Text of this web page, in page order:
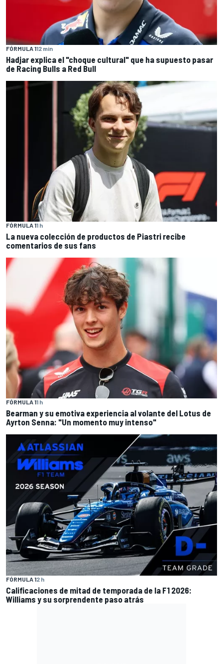
FÓRMULA 112 min
Hadjar explica el "choque cultural" que ha supuesto pasar
de Racing Bulls a Red Bull
FÓRMULA 11 h
La nueva colección de productos de Piastri recibe
comentarios de sus fans
FÓRMULA 11 h
Bearman y su emotiva experiencia al volante del Lotus de
Ayrton Senna: "Un momento muy intenso"
FÓRMULA 12 h
Calificaciones de mitad de temporada de la F1 2026:
Williams y su sorprendente paso atrás